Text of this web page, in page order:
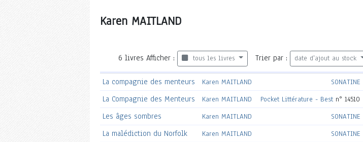
Karen MAITLAND
6 livres Afficher : tous les livres Trier par : date d'ajout au stock
La compagnie des menteurs Karen MAITLAND SONATINE
La Compagnie des Menteurs Karen MAITLAND Pocket Littérature - Bestn° 14510
Les âges sombres Karen MAITLAND SONATINE
La malédiction du Norfolk Karen MAITLAND SONATINE